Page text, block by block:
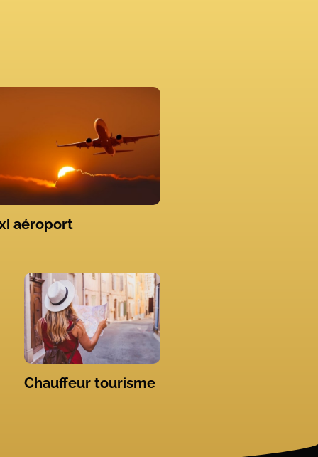
aéroport
Chauffeur tourisme